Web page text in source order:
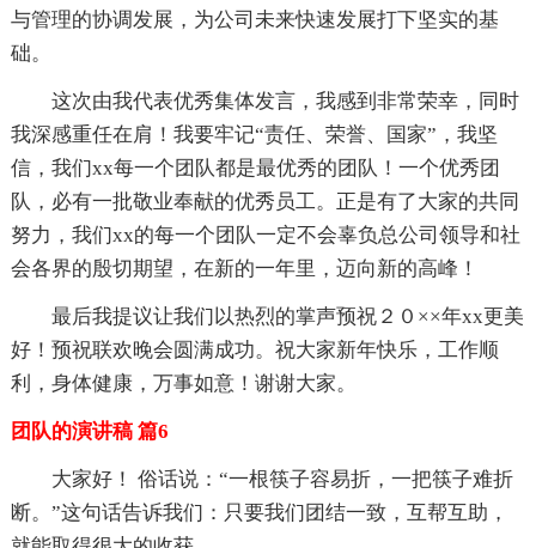
与管理的协调发展，为公司未来快速发展打下坚实的基
础。
这次由我代表优秀集体发言，我感到非常荣幸，同时
我深感重任在肩！我要牢记“责任、荣誉、国家”，我坚
信，我们xx每一个团队都是最优秀的团队！一个优秀团
队，必有一批敬业奉献的优秀员工。正是有了大家的共同
努力，我们xx的每一个团队一定不会辜负总公司领导和社
会各界的殷切期望，在新的一年里，迈向新的高峰！
最后我提议让我们以热烈的掌声预祝２０××年xx更美
好！预祝联欢晚会圆满成功。祝大家新年快乐，工作顺
利，身体健康，万事如意！谢谢大家。
团队的演讲稿 篇6
大家好！ 俗话说：“一根筷子容易折，一把筷子难折
断。”这句话告诉我们：只要我们团结一致，互帮互助，